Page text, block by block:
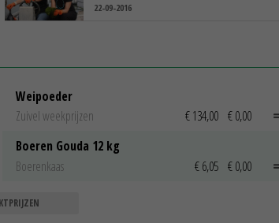
22-09-2016
Weipoeder
Zuivel weekprijzen
€ 134,00 € 0,00
Boeren Gouda 12 kg
Boerenkaas
€ 6,05 € 0,00